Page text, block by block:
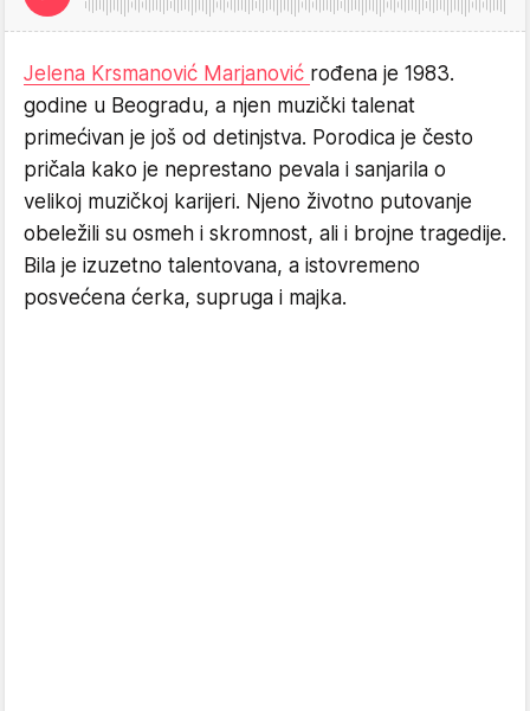
Jelena Krsmanović Marjanović rođena je 1983.
godine u Beogradu, a njen muzički talenat
primećivan je još od detinjstva. Porodica je često
pričala kako je neprestano pevala i sanjarila o
velikoj muzičkoj karijeri. Njeno životno putovanje
obeležili su osmeh i skromnost, ali i brojne tragedije.
Bila je izuzetno talentovana, a istovremeno
posvećena ćerka, supruga i majka.